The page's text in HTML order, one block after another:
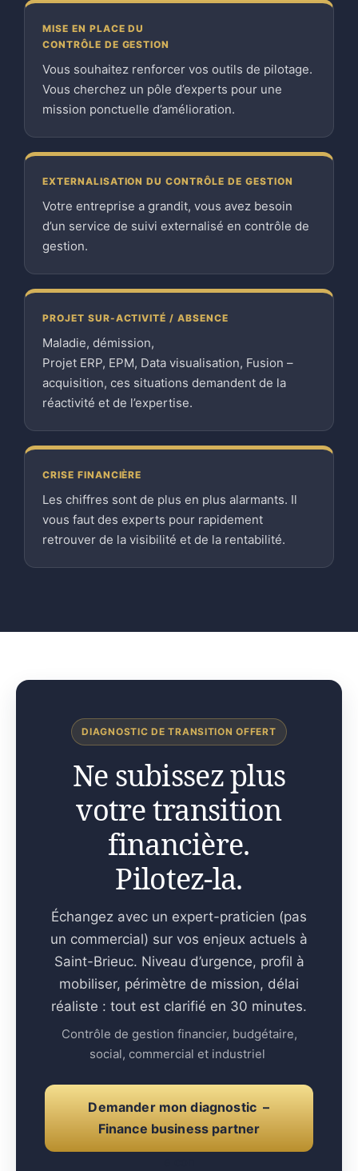
MISE EN PLACE DU
CONTRÔLE DE GESTION
Vous souhaitez renforcer vos outils de pilotage.
Vous cherchez un pôle d’experts pour une
mission ponctuelle d’amélioration.
EXTERNALISATION DU CONTRÔLE DE GESTION
Votre entreprise a grandit, vous avez besoin
d’un service de suivi externalisé en contrôle de
gestion.
PROJET SUR-ACTIVITÉ / ABSENCE
Maladie, démission,
Projet ERP, EPM, Data visualisation, Fusion –
acquisition, ces situations demandent de la
réactivité et de l’expertise.
CRISE FINANCIÈRE
Les chiffres sont de plus en plus alarmants. Il
vous faut des experts pour rapidement
retrouver de la visibilité et de la rentabilité.
DIAGNOSTIC DE TRANSITION OFFERT
Ne subissez plus
votre transition
financière.
Pilotez-la.
Échangez avec un expert-praticien (pas
un commercial) sur vos enjeux actuels à
Saint-Brieuc. Niveau d’urgence, profil à
mobiliser, périmètre de mission, délai
réaliste : tout est clarifié en 30 minutes.
Contrôle de gestion financier, budgétaire,
social, commercial et industriel
Demander mon diagnostic –
Finance business partner